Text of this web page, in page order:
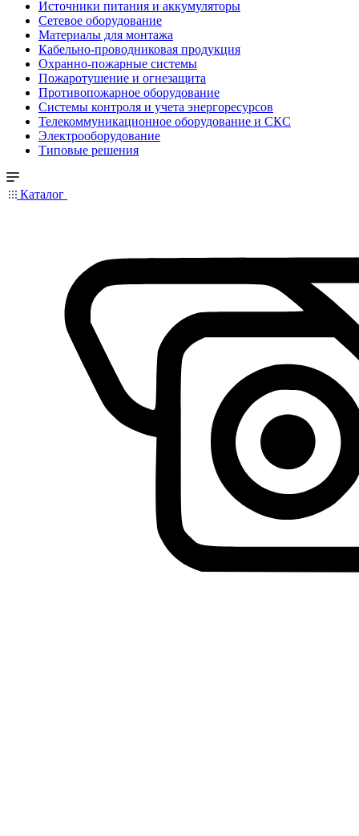
Источники питания и аккумуляторы
Сетевое оборудование
Материалы для монтажа
Кабельно-проводниковая продукция
Охранно-пожарные системы
Пожаротушение и огнезащита
Противопожарное оборудование
Системы контроля и учета энергоресурсов
Телекоммуникационное оборудование и СКС
Электрооборудование
Типовые решения
Каталог